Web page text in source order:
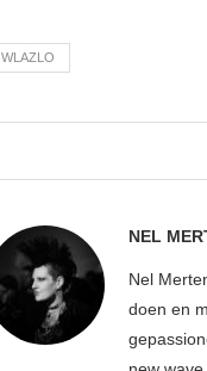
WLAZLO
NEL
Nel
doen en